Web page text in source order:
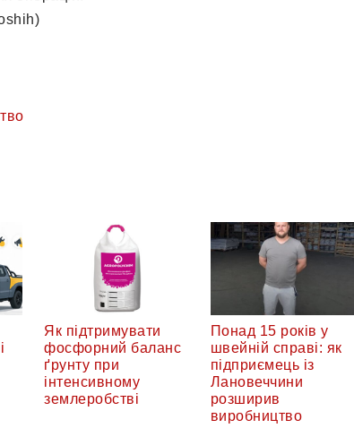
Як підтримувати
фосфорний баланс
ґрунту при
інтенсивному
землеробстві
Понад 15 років у
швейній справі: як
підприємець із
Лановеччини
розширив
виробництво